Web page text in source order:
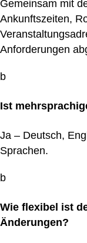
Gemeinsam mit
Ankunftszeiten,
Anforderungen
b
Ist
Ja – Deutsch,
Sprachen.
b
Wie flexibel ist
Änderungen?